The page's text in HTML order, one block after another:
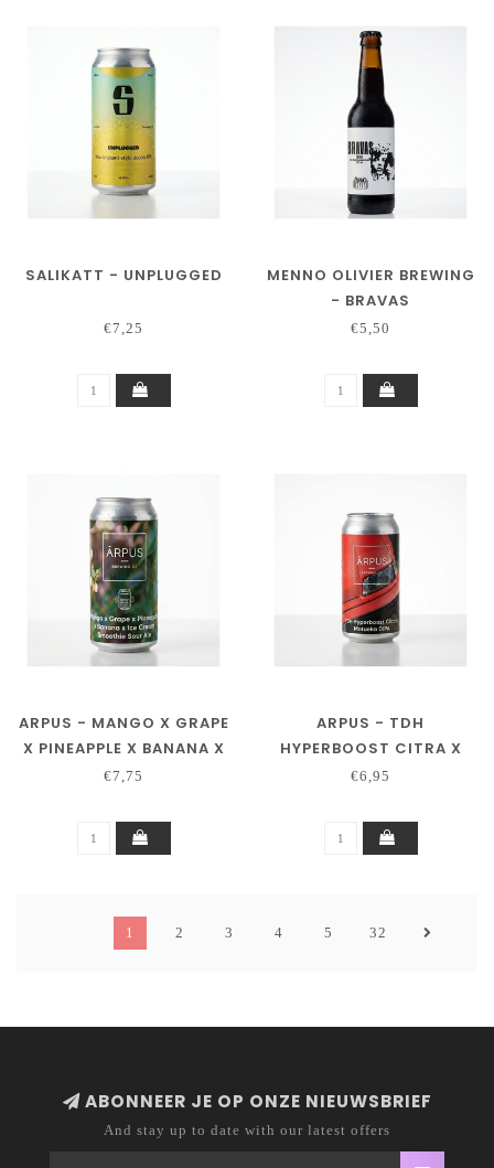
SALIKATT - UNPLUGGED
€7,25
MENNO OLIVIER BREWING
- BRAVAS
€5,50
ARPUS - MANGO X GRAPE
X PINEAPPLE X BANANA X
ICE CREAM SMOOTHIE
€7,75
ARPUS - TDH
HYPERBOOST CITRA X
MOTUEKA DIPA
€6,95
1 2 3 4 5 32
ABONNEER JE OP ONZE NIEUWSBRIEF
And stay up to date with our latest offers